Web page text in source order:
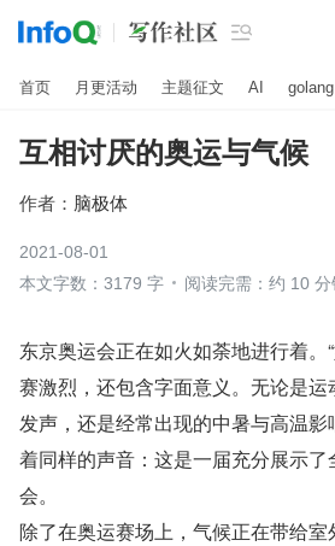

首页 月更活动 主题征文 AI golang
互相讨厌的奥运与气候
作者： 脑极体
2021-08-01
本文字数：3179 字
阅读完需：约 10 分
东京奥运会正在如火如荼地进行着。
赛激烈，还包含字面意义。无论是
发声，还是经常出现的中暑与高温
着同样的声音：这是一届充分展示
会。
除了在奥运赛场上，气候正在带给